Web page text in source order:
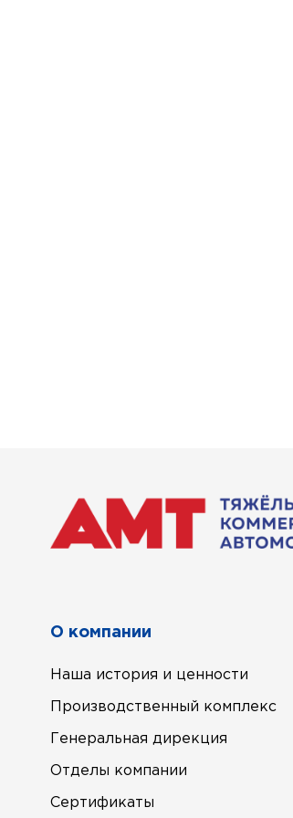
О компании
Наша история и ценности
Производственный комплекс
Генеральная дирекция
Отделы компании
Сертификаты